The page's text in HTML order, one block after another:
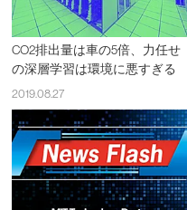
CO2排出量は車の5倍、力任せ
の深層学習は環境に悪すぎる
2019.08.27